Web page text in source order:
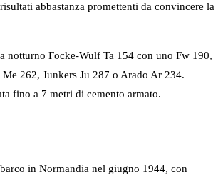
abbastanza promettenti da convincere la
notturno Focke-Wulf Ta 154 con uno Fw 190,
262, Junkers Ju 287 o Arado Ar 234.
fino a 7 metri di cemento armato.
in Normandia nel giugno 1944, con